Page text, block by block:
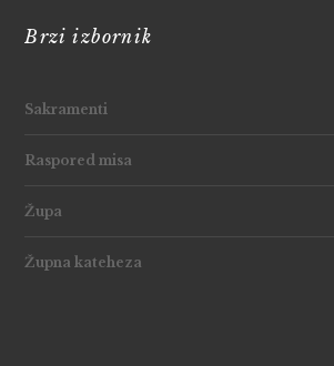
Brzi izbornik
Sakramenti
Raspored misa
Župa
Župna kateheza